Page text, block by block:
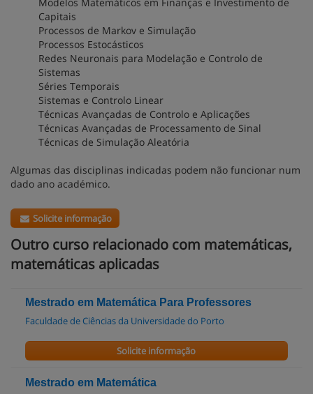
Capitais
Processos de Markov e Simulação
Processos Estocásticos
Redes Neuronais para Modelação e Controlo de
Sistemas
Séries Temporais
Sistemas e Controlo Linear
Técnicas Avançadas de Controlo e Aplicações
Técnicas Avançadas de Processamento de Sinal
Técnicas de Simulação Aleatória
Algumas das disciplinas indicadas podem não funcionar num
dado ano académico.
Solicite informação
Outro curso relacionado com matemáticas,
matemáticas aplicadas
Mestrado em Matemática Para Professores
Faculdade de Ciências da Universidade do Porto
Solicite informação
Mestrado em Matemática